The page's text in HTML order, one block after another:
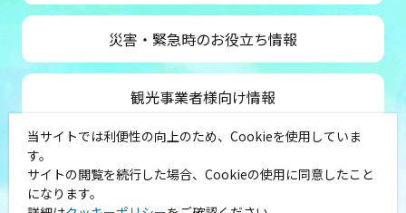
災害・緊急時のお役立ち情報
観光事業者様向け情報
公益社団法人神奈川県観光協会
〒231-8521
神奈川県横浜市中区山下町１
当サイトでは利便性の向上のため、Cookieを使用していま
す。
サイトの閲覧を続行した場合、Cookieの使用に同意したこと
になります。